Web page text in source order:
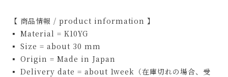
【 商品情報 / product information 】
▪ Material = K10YG
▪ Size = about 30 mm
▪ Origin = Made in Japan
▪ Delivery date = about 1week（在庫切れの場合、受